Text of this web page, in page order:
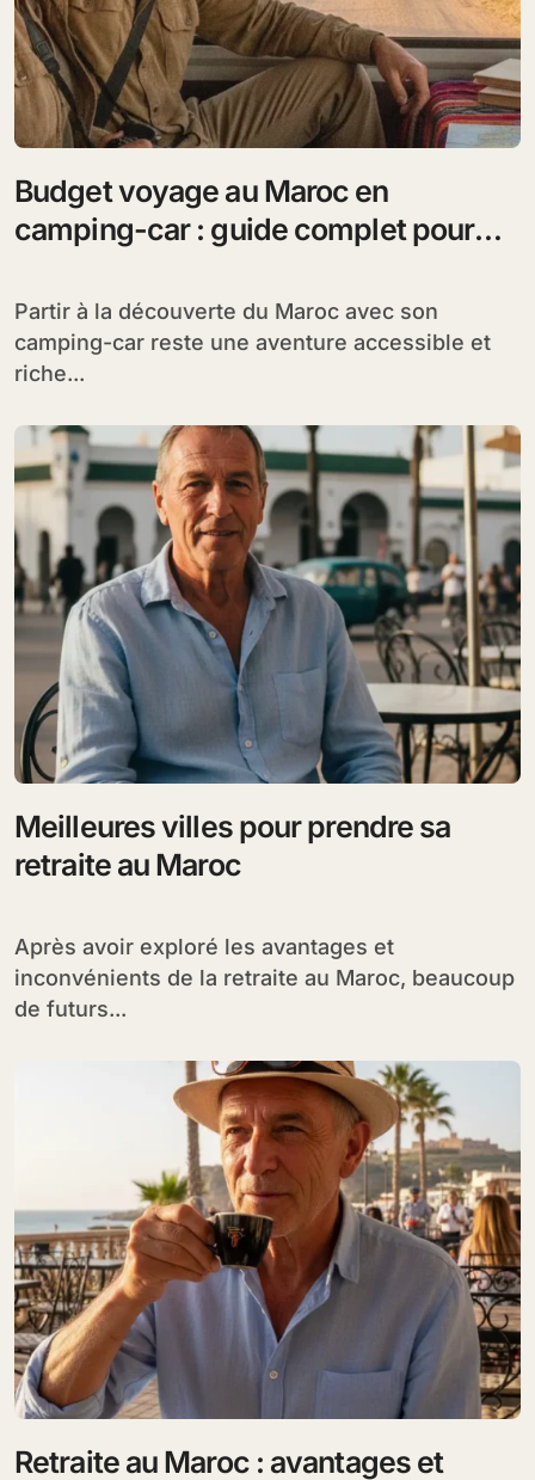
Budget voyage au Maroc en
camping-car : guide complet pour
Partir à la découverte du Maroc avec son
camping-car reste une aventure accessible et
riche...
Meilleures villes pour prendre sa
retraite au Maroc
Après avoir exploré les avantages et
inconvénients de la retraite au Maroc, beaucoup
de futurs...
Retraite au Maroc : avantages et